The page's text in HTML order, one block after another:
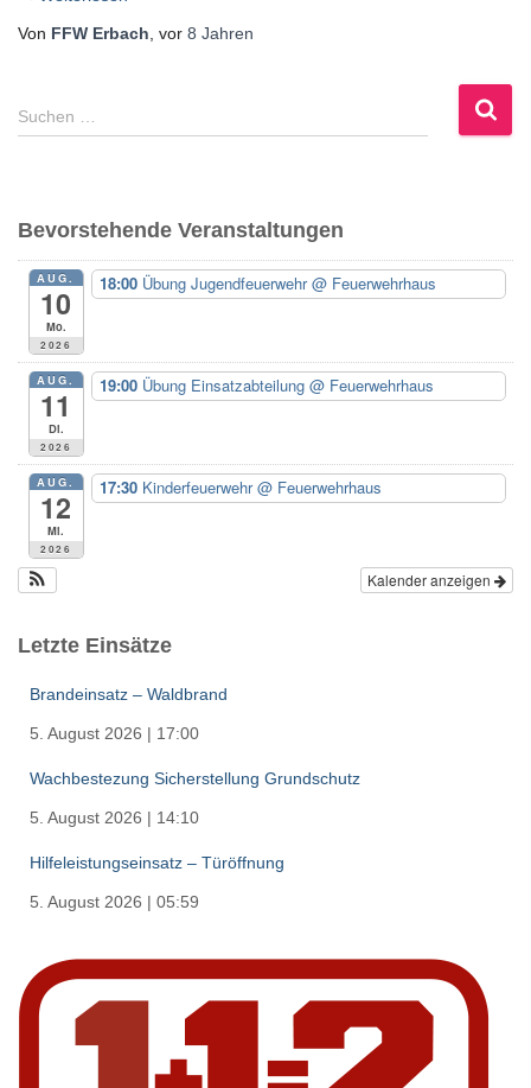
Von FFW Erbach , vor 8 Jahren
S
u
n
n
:
Suchen …
Bevorstehende Veranstaltungen
AUG.
10
Mo.
2026
18:00 Übung Jugendfeuerwehr@ Feuerwehrhaus
AUG.
11
Di.
2026
19:00 Übung Einsatzabteilung @ Feuerwehrhaus
AUG.
12
Mi.
2026
17:30 Kinderfeuerwehr@ Feuerwehrhaus
Kalender anzeigen
Letzte Einsätze
Brandeinsatz – Waldbrand
5. August 2026 | 17:00
Wachbestezung Sicherstellung Grundschutz
5. August 2026 | 14:10
Hilfeleistungseinsatz – Türöffnung
5. August 2026 | 05:59